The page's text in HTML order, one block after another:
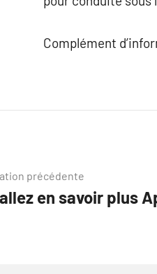
Complément
précédente
en savoir plus